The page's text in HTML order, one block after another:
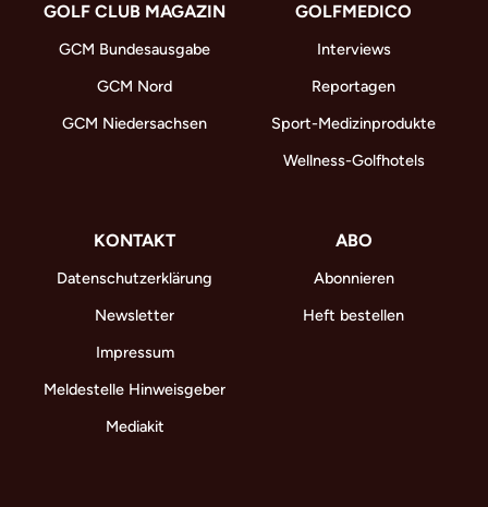
GOLF CLUB MAGAZIN
GCM Bundesausgabe
GCM Nord
GCM Niedersachsen
GOLFMEDICO
Interviews
Reportagen
Sport-Medizinprodukte
Wellness-Golfhotels
KONTAKT
Datenschutzerklärung
Newsletter
Impressum
Meldestelle Hinweisgeber
Mediakit
ABO
Abonnieren
Heft bestellen